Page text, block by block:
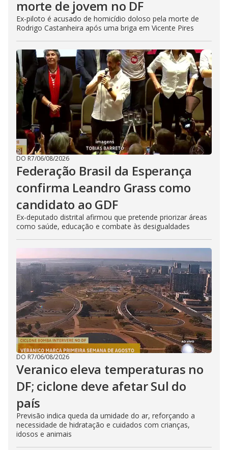
morte de jovem no DF
Ex-piloto é acusado de homicídio doloso pela morte de
Rodrigo Castanheira após uma briga em Vicente Pires
DO R7/06/08/2026
Federação Brasil da Esperança
confirma Leandro Grass como
candidato ao GDF
Ex-deputado distrital afirmou que pretende priorizar áreas
como saúde, educação e combate às desigualdades
DO R7/06/08/2026
Veranico eleva temperaturas no
DF; ciclone deve afetar Sul do
país
Previsão indica queda da umidade do ar, reforçando a
necessidade de hidratação e cuidados com crianças,
idosos e animais